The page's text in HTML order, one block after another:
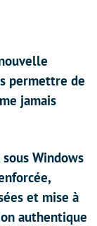
permettre de
jamais
sous Windows
et mise à
authentique